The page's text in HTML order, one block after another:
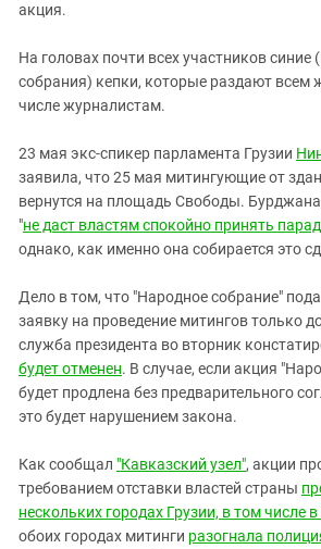
акция.
На головах почти всех участников синие
собрания) кепки, которые раздают
числе журналистам.
23 мая экс-спикер парламента Грузии
заявила, что 25 мая митингующие от
вернутся на площадь Свободы.
"не даст властям спокойно принять парад
однако, как именно она собирается это
Дело в том, что "Народное собрание"
заявку на проведение митингов только
служба президента во вторник
будет отменен. В случае, если акция
будет продлена без предварительного
это будет нарушением закона.
Как сообщал "Кавказский узел", акции
требованием отставки властей страны
нескольких городах Грузии, в том числе
обоих городах митинги разогнала